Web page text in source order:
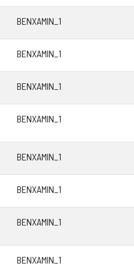
BENXAMIN_1
BENXAMIN_1
BENXAMIN_1
BENXAMIN_1
BENXAMIN_1
BENXAMIN_1
BENXAMIN_1
BENXAMIN_1